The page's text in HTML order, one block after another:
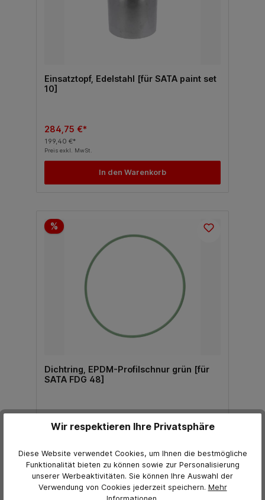
Einsatztopf, Edelstahl [für SATA paint set
10]
284,75 €*
199,40 €*
Preis exkl. MwSt.
In den Warenkorb
%
Dichtring, EPDM-Profilschnur grün [für
SATA FDG 48]
50,88 €*
In den Warenkorb
Wir respektieren Ihre Privatsphäre
Diese Website verwendet Cookies, um Ihnen die bestmögliche
Funktionalität bieten zu können sowie zur Personalisierung
unserer Werbeaktivitäten. Sie können Ihre Auswahl der
Verwendung von Cookies jederzeit speichern. Mehr